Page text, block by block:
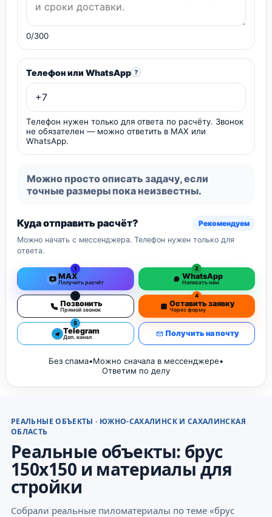
0/300
Телефон или WhatsApp ?
Телефон нужен только для ответа по расчёту. Звонок
не обязателен — можно ответить в MAX или
WhatsApp.
Можно просто описать задачу, если
точные размеры пока неизвестны.
Куда отправить расчёт?
Рекомендуем
Можно начать с мессенджера. Телефон нужен только для
ответа.
1
MAX
Получить расчёт
2
WhatsApp
Написать нам
3
Позвонить
Прямой звонок
4
Оставить заявку
Через форму
5
Telegram
Доп. канал Получить на почту
Без спама•Можно сначала в мессенджере•
Ответим по делу
РЕАЛЬНЫЕ ОБЪЕКТЫ · ЮЖНО-САХАЛИНСК И САХАЛИНСКАЯ
ОБЛАСТЬ
Реальные объекты: брус
150х150 и материалы для
стройки
Собрали реальные пиломатериалы по теме «брус